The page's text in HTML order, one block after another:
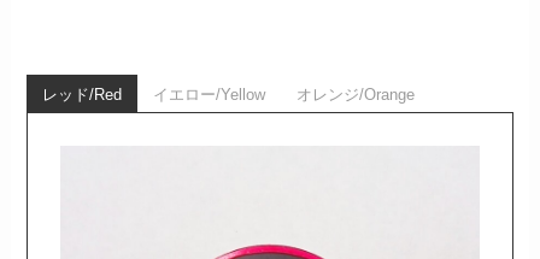
レッド/Red イエロー/Yellow オレンジ/Orange